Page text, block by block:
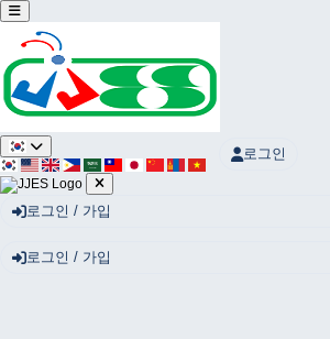
로그인
로그인 / 가입
로그인 / 가입
Sketchbook5, 스케치북5
Sketchbook5, 스케치북5